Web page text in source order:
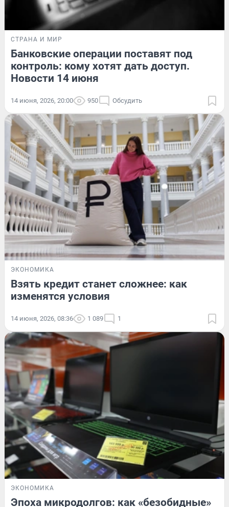
СТРАНА И МИР
Банковские операции поставят под
контроль: кому хотят дать доступ.
Новости 14 июня
14 июня, 2026, 20:00 950 Обсудить
ЭКОНОМИКА
Взять кредит станет сложнее: как
изменятся условия
14 июня, 2026, 08:36 1 089 1
ЭКОНОМИКА
Эпоха микродолгов: как «безобидные»